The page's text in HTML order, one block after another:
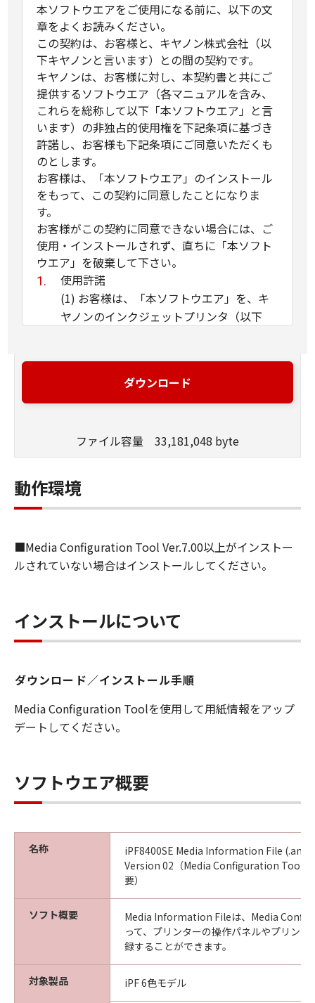
本ソフトウエアをご使用になる前に、以下の文
章をよくお読みください。
この契約は、お客様と、キヤノン株式会社（以
下キヤノンと言います）との間の契約です。
キヤノンは、お客様に対し、本契約書と共にご
提供するソフトウエア（各マニュアルを含み、
これらを総称して以下「本ソフトウエア」と言
います）の非独占的使用権を下記条項に基づき
許諾し、お客様も下記条項にご同意いただくも
のとします。
お客様は、「本ソフトウエア」のインストール
をもって、この契約に同意したことになりま
す。
お客様がこの契約に同意できない場合には、ご
使用・インストールされず、直ちに「本ソフト
ウエア」を破棄して下さい。
使用許諾
(1) お客様は、「本ソフトウエア」を、キ
ヤノンのインクジェットプリンタ（以下
とは、「許諾ソフトウエア」をコンピュー
タの記憶媒体上にインストールすること、
と、アクセスすること、読み出すこと、も
しくは実行することのいずれも含むものと
します）することができます。お客様はま
た、お客様が「プリンタ」を使用すること
に、本契約の条件の下で、「許諾ソフトウ
エア」を使用させることができます。その
べての責任を負っていただくものとしま
す。 (2) お客様は、再使用許諾、譲渡、頒
「本ソフトウエア」を使用もしくは利用さ
せることはできません。
(3) お客様は、「本ソフトウエア」の全部
または一部を修正、改変、リバース・エン
ンブル等することはできません。また第三
者にこのような行為をさせてはなりませ
ん。
(4) 本契約に明示的に定める場合を除き、
キヤノンは「本ソフトウエア」に関する知
的財産権のいかなる権利もお客様に付与す
るものではありません。
所有権
「本ソフトウエア」及びその複製物に係る
権限及び所有権は、その内容によりキヤノ
ンまたはキヤノンのライセンサーに帰属し
ます。
ダウンロード
ファイル容量 33,181,048 byte
動作環境
■Media Configuration Tool Ver.7.00以上がインストー
ルされていない場合はインストールしてください。
インストールについて
ダウンロード／インストール手順
Media Configuration Toolを使用して用紙情報をアップ
デートしてください。
ソフトウエア概要
名称
iPF8400SE Media Information File (.amx
Version 02（Media Configuration Tool
要）
ソフト概要
Media Information Fileは、Media
って、プリンターの操作パネルやプリンタ
録することができます。
対象製品 iPF 6色モデル